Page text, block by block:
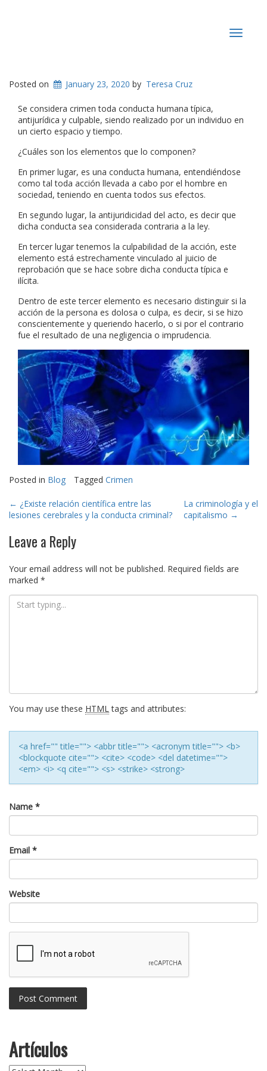
Toggle
Posted on January 23, 2020 by Teresa Cruz
Se considera crimen toda conducta humana típica,
antijurídica y culpable, siendo realizado por un individuo en
un cierto espacio y tiempo.
¿Cuáles son los elementos que lo componen?
En primer lugar, es una conducta humana, entendiéndose
como tal toda acción llevada a cabo por el hombre en
sociedad, teniendo en cuenta todos sus efectos.
En segundo lugar, la antijuridicidad del acto, es decir que
dicha conducta sea considerada contraria a la ley.
En tercer lugar tenemos la culpabilidad de la acción, este
elemento está estrechamente vinculado al juicio de
reprobación que se hace sobre dicha conducta típica e
ilícita.
Dentro de este tercer elemento es necesario distinguir si la
acción de la persona es dolosa o culpa, es decir, si se hizo
conscientemente y queriendo hacerlo, o si por el contrario
fue el resultado de una negligencia o imprudencia.
Posted in Blog Tagged Crimen
Post
navigation
← ¿Existe relación científica entre las
lesiones cerebrales y la conducta criminal?
La criminología y el
capitalismo →
Leave a Reply
Your email address will not be published. Required fields are
marked *
You may use these HTMLtags and attributes:
<a href="" title=""> <abbr title=""> <acronym title=""> <b>
<blockquote cite=""> <cite> <code> <del datetime="">
<em> <i> <q cite=""> <s> <strike> <strong>
Name *
Email *
Website
Artículos